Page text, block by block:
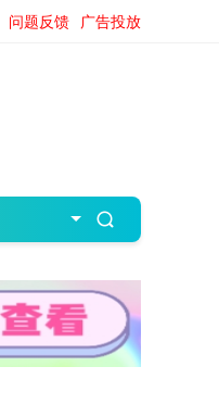
广告投放
问题反馈